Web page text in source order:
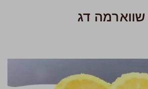
שווארמה דג